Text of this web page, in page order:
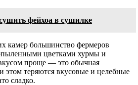
фейхоа в сушилке
камер большинство фермеров
цветками хурмы и
проще — это обычная
этом теряются вкусовые и целебные
сладко.